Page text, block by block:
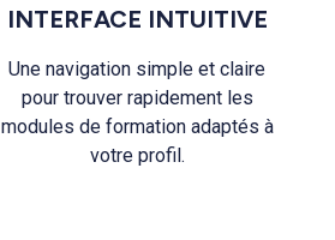
INTERFACE INTUITIVE
Une navigation simple et claire
pour trouver rapidement les
modules de formation adaptés à
votre profil.